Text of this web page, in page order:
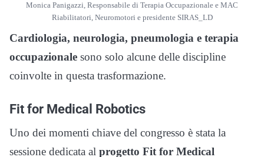
Monica Panigazzi, Responsabile di Terapia Occupazionale e MAC
Riabilitatori, Neuromotori e presidente SIRAS_LD
Cardiologia, neurologia, pneumologia e terapia
occupazionale sono solo alcune delle discipline
coinvolte in questa trasformazione.
Fit for Medical Robotics
Uno dei momenti chiave del congresso è stata la
sessione dedicata al progetto Fit for Medical